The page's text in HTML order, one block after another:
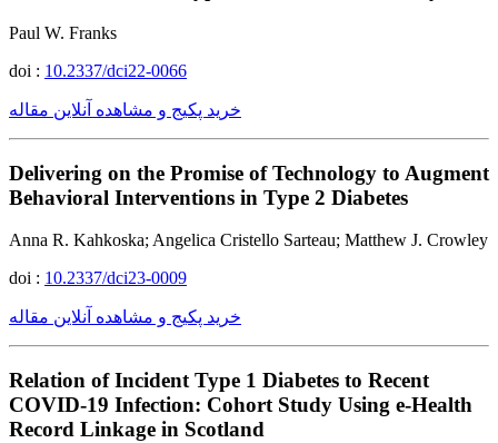
Paul W. Franks
doi : 10.2337/dci22-0066
خرید پکیج و مشاهده آنلاین مقاله
Delivering on the Promise of Technology to Augment
Behavioral Interventions in Type 2 Diabetes
Anna R. Kahkoska; Angelica Cristello Sarteau; Matthew J. Crowley
doi : 10.2337/dci23-0009
خرید پکیج و مشاهده آنلاین مقاله
Relation of Incident Type 1 Diabetes to Recent
COVID-19 Infection: Cohort Study Using e-Health
Record Linkage in Scotland